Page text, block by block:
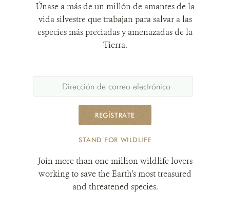
Únase a más de un millón de amantes de la
vida silvestre que trabajan para salvar a las
especies más preciadas y amenazadas de la
Tierra.
REGÍSTRATE
STAND FOR WILDLIFE
Join more than one million wildlife lovers
working to save the Earth's most treasured
and threatened species.